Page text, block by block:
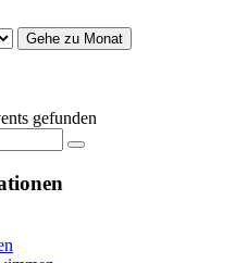
Gehe zu Monat
gefunden